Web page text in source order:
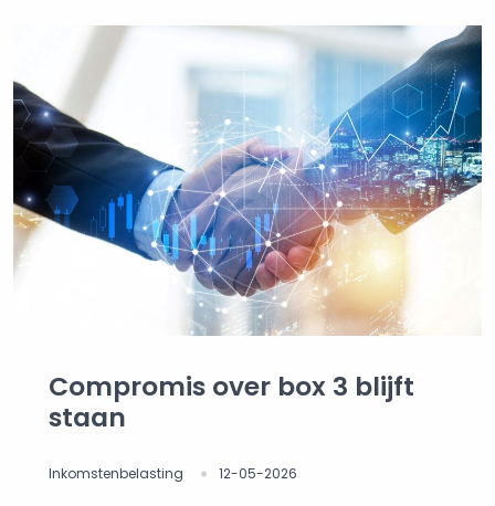
Compromis over box 3 blijft
staan
Inkomstenbelasting 12-05-2026